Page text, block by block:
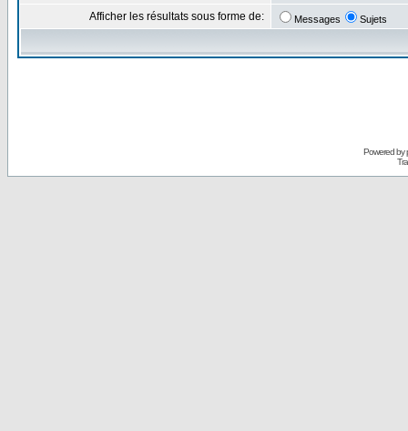
Afficher les résultats sous forme de: Messages Sujets
Powered by